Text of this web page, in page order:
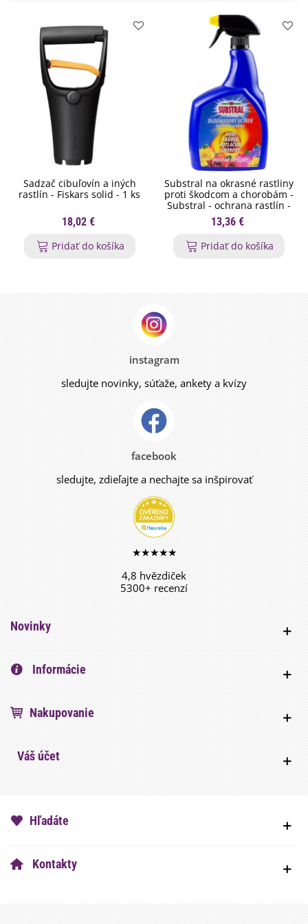
Sadzač cibuľovín a iných
rastlín - Fiskars solid - 1 ks
18,02 €
Pridať do košíka
Substral na okrasné rastliny
proti škodcom a chorobám -
Substral - ochrana rastlín -
800 ml
13,36 €
Pridať do košíka
instagram
sledujte novinky, súťaže, ankety a kvízy
facebook
sledujte, zdieľajte a nechajte sa inšpirovať
★★★★★
4,8 hvězdiček
5300+ recenzí
Novinky
Informácie
Nakupovanie
Váš účet
Hľadáte
Kontakty